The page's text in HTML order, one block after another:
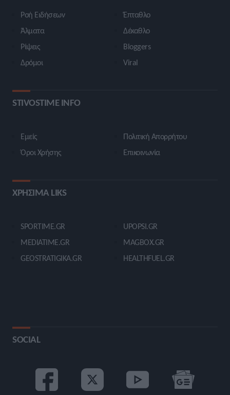
Ροή Ειδήσεων
Άλματα
Ρίψεις
Δρόμοι
Έπταθλο
Δέκαθλο
Bloggers
Viral
STIVOSTIME INFO
Εμείς
Όροι Χρήσης
Πολιτική Απορρήτου
Επικοινωνία
ΧΡΗΣΙΜΑ LIKS
SPORTIME.GR
MEDIATIME.GR
GEOSTRATIGIKA.GR
UPOPSI.GR
MAGBOX.GR
HEALTHFUEL.GR
SOCIAL